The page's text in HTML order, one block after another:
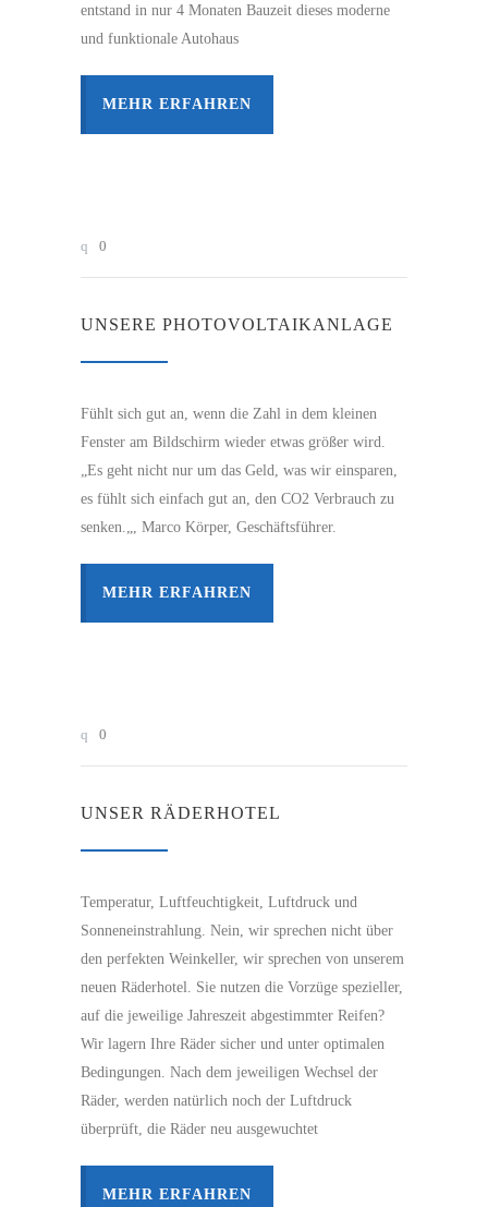
entstand in nur 4 Monaten Bauzeit dieses moderne
und funktionale Autohaus
MEHR ERFAHREN
0
UNSERE PHOTOVOLTAIKANLAGE
Fühlt sich gut an, wenn die Zahl in dem kleinen
Fenster am Bildschirm wieder etwas größer wird.
„Es geht nicht nur um das Geld, was wir einsparen,
es fühlt sich einfach gut an, den CO2 Verbrauch zu
senken.„, Marco Körper, Geschäftsführer.
MEHR ERFAHREN
0
UNSER RÄDERHOTEL
Temperatur, Luftfeuchtigkeit, Luftdruck und
Sonneneinstrahlung. Nein, wir sprechen nicht über
den perfekten Weinkeller, wir sprechen von unserem
neuen Räderhotel. Sie nutzen die Vorzüge spezieller,
auf die jeweilige Jahreszeit abgestimmter Reifen?
Wir lagern Ihre Räder sicher und unter optimalen
Bedingungen. Nach dem jeweiligen Wechsel der
Räder, werden natürlich noch der Luftdruck
überprüft, die Räder neu ausgewuchtet
MEHR ERFAHREN